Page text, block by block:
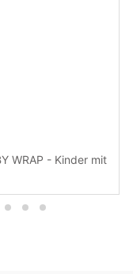
WRAP - Kinder mit